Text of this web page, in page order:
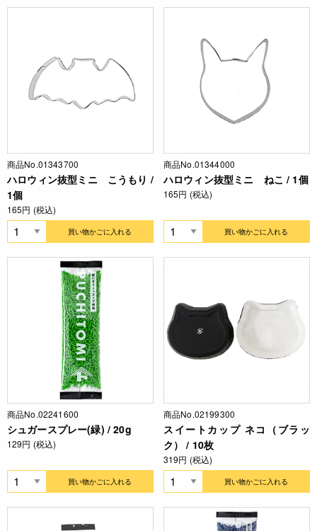
商品No.01343700
ハロウィン抜型ミニ こうもり /
1個
165円 (税込)
買い物かごに入れる
商品No.01344000
ハロウィン抜型ミニ ねこ / 1個
165円 (税込)
買い物かごに入れる
商品No.02241600
シュガースプレー(緑) / 20g
129円 (税込)
買い物かごに入れる
商品No.02199300
スイートカップ ネコ（ブラッ
ク） / 10枚
319円 (税込)
買い物かごに入れる